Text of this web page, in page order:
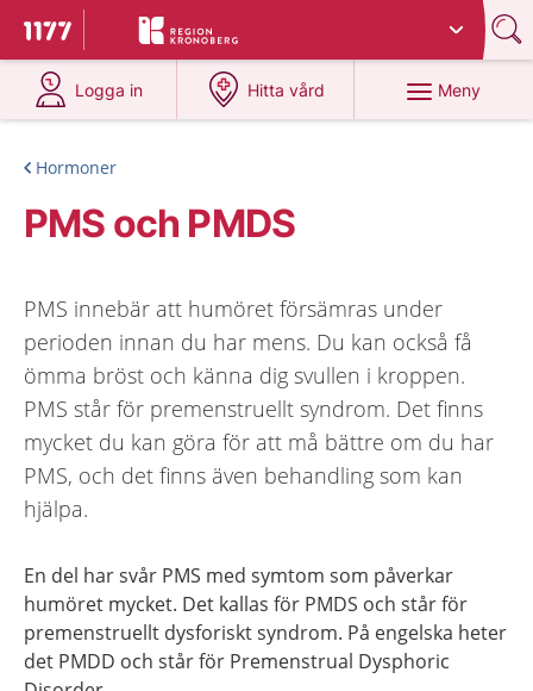
Till startsidan för 1177
Du har valt region
Logga in
på 1177.se
Hitta vård
på 1177.se
Meny
Hormoner
PMS och PMDS
PMS innebär att humöret försämras under
perioden innan du har mens. Du kan också få
ömma bröst och känna dig svullen i kroppen.
PMS står för premenstruellt syndrom. Det finns
mycket du kan göra för att må bättre om du har
PMS, och det finns även behandling som kan
hjälpa.
En del har svår PMS med symtom som påverkar
humöret mycket. Det kallas för PMDS och står för
premenstruellt dysforiskt syndrom. På engelska heter
det PMDD och står för Premenstrual Dysphoric